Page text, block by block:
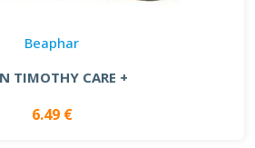
Beaphar
TIMOTHY CARE +
6.49 €